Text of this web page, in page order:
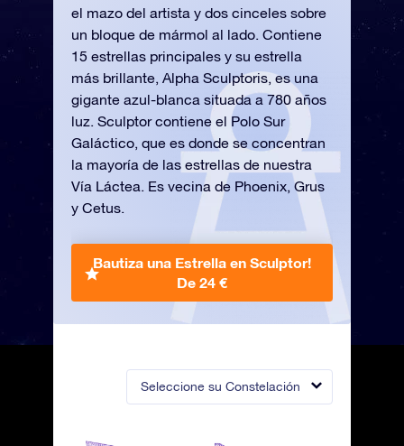
Seleccione su Constelación
el mazo del artista y dos cinceles sobre
un bloque de mármol al lado. Contiene
15 estrellas principales y su estrella
más brillante, Alpha Sculptoris, es una
gigante azul-blanca situada a 780 años
luz. Sculptor contiene el Polo Sur
Galáctico, que es donde se concentran
la mayoría de las estrellas de nuestra
Vía Láctea. Es vecina de Phoenix, Grus
y Cetus.
Bautiza una Estrella en Sculptor!
De 24 €